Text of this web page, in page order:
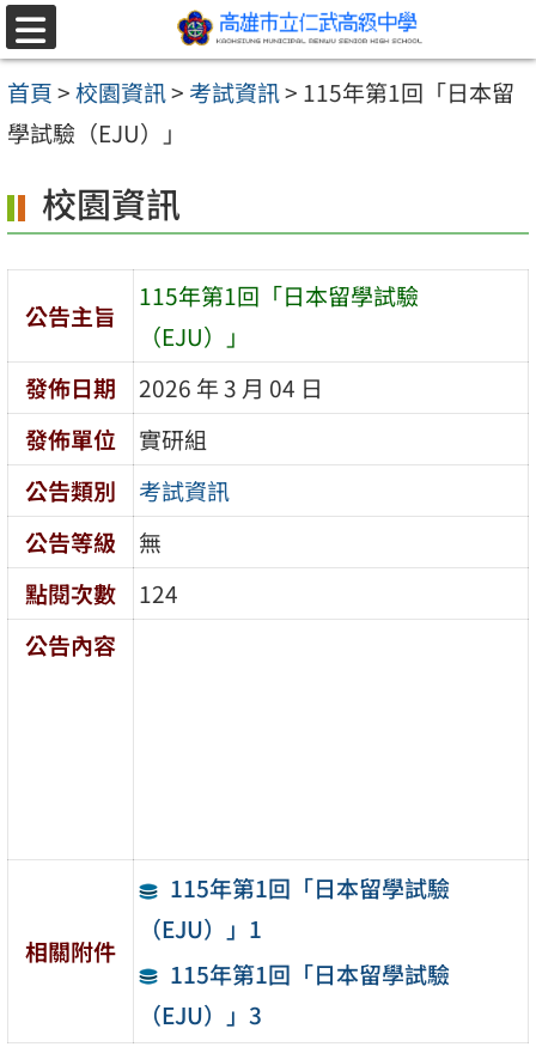
跳至主要內容區
選
單
首頁>校園資訊> 考試資訊> 115年第1回「日本留
學試驗（EJU）」
校園資訊
公告主旨
115年第1回「日本留學試驗
（EJU）」
發佈日期
2026 年 3 月 04 日
發佈單位
實研組
公告類別
考試資訊
公告等級
無
點閱次數
124
公告內容
相關附件
115年第1回「日本留學試驗
（EJU）」1
115年第1回「日本留學試驗
（EJU）」3